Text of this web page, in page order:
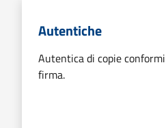
Autentiche
Autentica di copie
firma.